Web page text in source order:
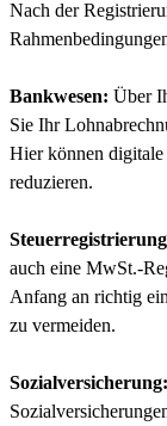
Nach der
Bankwesen: Über
Sie Ihr
Hier können
reduzieren.
auch eine MwSt.-
Anfang an richtig
zu vermeiden.
Sozialversicherung: